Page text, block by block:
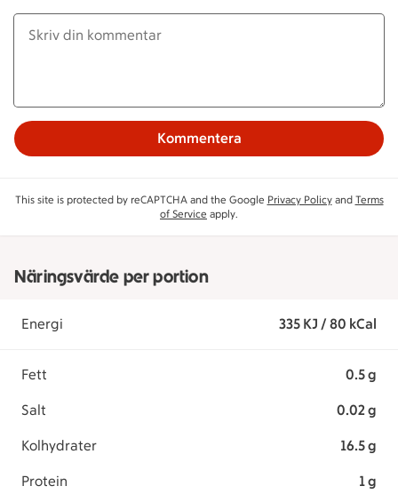
Kommentera
This site is protected by reCAPTCHA and the Google Privacy Policyand Terms
of Service apply.
Näringsvärde per portion
Energi 335 KJ / 80 kCal
Fett 0.5 g
Salt 0.02 g
Kolhydrater 16.5 g
Protein 1 g